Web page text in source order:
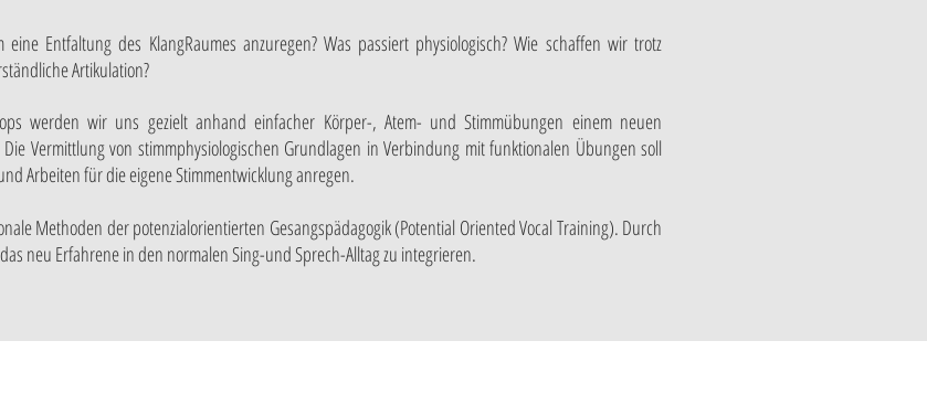
Entfaltung des KlangRaumes anzuregen? Was passiert physiologisch? Wie schaffen wir trotz
Artikulation?
werden wir uns gezielt anhand einfacher Körper-, Atem- und Stimmübungen einem neuen
Die Vermittlung von stimmphysiologischen Grundlagen in Verbindung mit funktionalen Übungen soll
Arbeiten für die eigene Stimmentwicklung anregen.
Methoden der potenzialorientierten Gesangspädagogik (Potential Oriented Vocal Training). Durch
neu Erfahrene in den normalen Sing-und Sprech-Alltag zu integrieren.